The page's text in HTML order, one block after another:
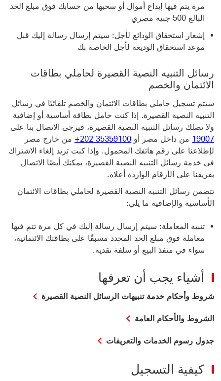
مرة يتم فيها إيداع أموال أو سحبها من حسابك فوق مبلغ الحد
البالغ 500 جنيه مصري
إشعار استحقاق الودائع لأجل: سيتم إرسال رسالة إليك قبل
موعد استحقاق الوديعة لأجل الخاصة بك
رسائل التنبيه النصية القصيرة لحاملي بطاقات
الائتمان والخصم
سيتم تسجيل حاملي بطاقات الائتمان والخصم تلقائيًا في رسائل
التنبيه النصية القصيرة. إذا كنت حامل بطاقة أساسية أو إضافية
ولا تصلك رسائل التنبيه النصية القصيرة، فيرجى الاتصال بنا على
19007 من داخل مصر أو +202 35359100 من خارج مصر
لإطلاعنا على رقم هاتفك المحمول. وإذا كنت تريد إلغاء الاشتراك
في خدمة رسائل التنبيه النصية القصيرة، يمكنك أيضًا الاتصال
بفريقنا على الأرقام الواردة أعلاه.
تتضمن رسائل التنبيه النصية القصيرة لحاملي بطاقات الائتمان
الأساسية والإضافية ما يلي:
تنبيه المعاملة: سيتم إرسال رسالة إليك في كل مرة تتم فيها
معاملة فوق مبلغ الحد المحدد مسبقًا على بطاقتك الائتمانية،
سواء في منفذ البيع أو سلفة نقدية.
أشياء يجب أن تعرفها
شروط وأحكام خدمة تنبيهات الرسائل النصية القصيرة
الشروط والأحكام العامة
جدول رسوم الخدمات والتعريفات
كيفية التسجيل